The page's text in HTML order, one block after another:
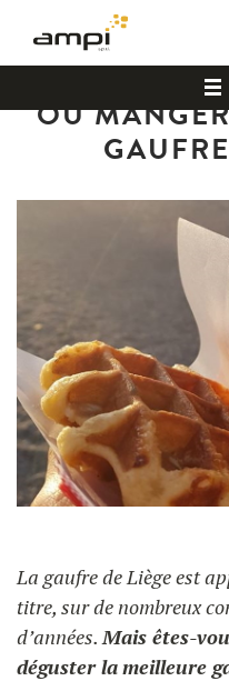
Retour au
OÙ
La gaufre de Liège est
titre, sur de nombreux
d’années.Mais êtes-
déguster lameilleure